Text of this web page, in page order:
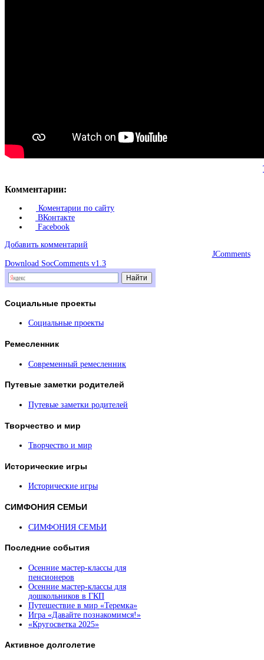
Комментарии:
Коментарии по сайту
ВКонтакте
Facebook
Добавить комментарий
JComments
Download SocComments v1.3
Социальные проекты
Социальные проекты
Ремесленник
Современный ремесленник
Путевые заметки родителей
Путевые заметки родителей
Творчество и мир
Творчество и мир
Исторические игры
Исторические игры
СИМФОНИЯ СЕМЬИ
СИМФОНИЯ СЕМЬИ
Последние события
Осенние мастер-классы для
пенсионеров
Осенние мастер-классы для
дошкольников в ГКП
Путешествие в мир «Теремка»
Игра «Давайте познакомимся!»
«Кругосветка 2025»
Активное долголетие